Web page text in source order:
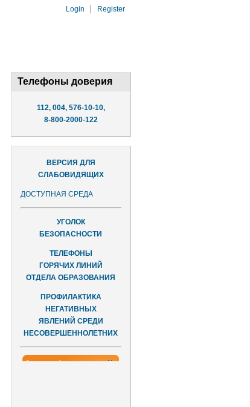
Login Register
Телефоны доверия
112, 004, 576-10-10,
8-800-2000-122
ВЕРСИЯ ДЛЯ
СЛАБОВИДЯЩИХ
ДОСТУПНАЯ СРЕДА
УГОЛОК
БЕЗОПАСНОСТИ
ТЕЛЕФОНЫ
ГОРЯЧИХ ЛИНИЙ
ОТДЕЛА ОБРАЗОВАНИЯ
ПРОФИЛАКТИКА
НЕГАТИВНЫХ
ЯВЛЕНИЙ СРЕДИ
НЕСОВЕРШЕННОЛЕТНИХ